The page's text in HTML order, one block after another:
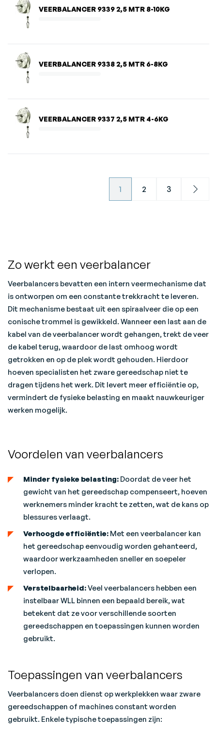
VEERBALANCER 9339 2,5 MTR 8-10KG
VEERBALANCER 9338 2,5 MTR 6-8KG
VEERBALANCER 9337 2,5 MTR 4-6KG
1 2 3 Next
Zo werkt een veerbalancer
Veerbalancers bevatten een intern veermechanisme dat
is ontworpen om een constante trekkracht te leveren.
Dit mechanisme bestaat uit een spiraalveer die op een
conische trommel is gewikkeld. Wanneer een last aan de
kabel van de veerbalancer wordt gehangen, trekt de veer
de kabel terug, waardoor de last omhoog wordt
getrokken en op de plek wordt gehouden. Hierdoor
hoeven specialisten het zware gereedschap niet te
dragen tijdens het werk. Dit levert meer efficiëntie op,
vermindert de fysieke belasting en maakt nauwkeuriger
werken mogelijk.
Voordelen van veerbalancers
Minder fysieke belasting: Doordat de veer het
gewicht van het gereedschap compenseert, hoeven
werknemers minder kracht te zetten, wat de kans op
blessures verlaagt.
Verhoogde efficiëntie: Met een veerbalancer kan
het gereedschap eenvoudig worden gehanteerd,
waardoor werkzaamheden sneller en soepeler
verlopen.
Verstelbaarheid:Veel veerbalancers hebben een
instelbaar WLL binnen een bepaald bereik, wat
betekent dat ze voor verschillende soorten
gereedschappen en toepassingen kunnen worden
gebruikt.
Toepassingen van veerbalancers
Veerbalancers doen dienst op werkplekken waar zware
gereedschappen of machines constant worden
gebruikt. Enkele typische toepassingen zijn: